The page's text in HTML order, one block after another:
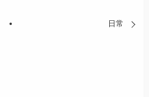
日常